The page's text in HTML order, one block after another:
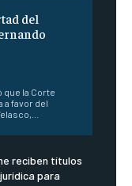
del
que la Corte
a favor del
reciben títulos
para